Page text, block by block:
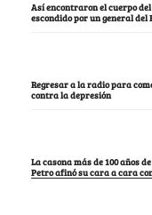
Así encontraron el cuerpo
escondido por un general del
Regresar a la radio para
contra la depresión
La casona más de 100 años
Petro afinó su cara a cara